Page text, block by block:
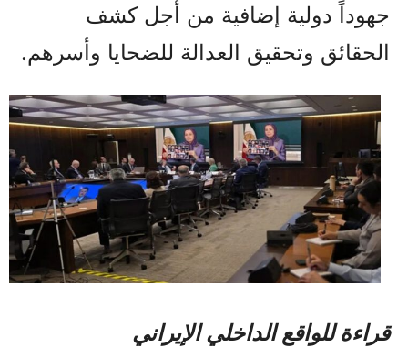
جهوداً دولية إضافية من أجل كشف
الحقائق وتحقيق العدالة للضحايا وأسرهم.
قراءة للواقع الداخلي الإيراني